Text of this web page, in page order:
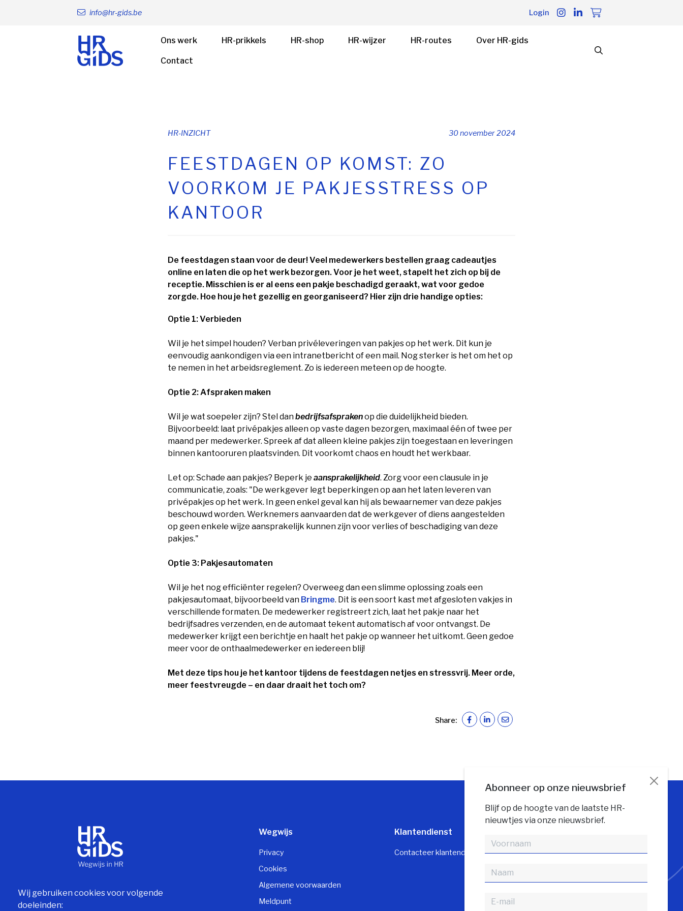
info@hr-gids.be Login
Ons werk HR-prikkels HR-shop HR-wijzer HR-routes Over HR-gids
Contact
HR-INZICHT 30 november 2024
FEESTDAGEN OP KOMST: ZO
VOORKOM JE PAKJESSTRESS OP
KANTOOR
De feestdagen staan voor de deur! Veel medewerkers bestellen graag cadeautjes
online en laten die op het werk bezorgen. Voor je het weet, stapelt het zich op bij de
receptie. Misschien is er al eens een pakje beschadigd geraakt, wat voor gedoe
zorgde. Hoe hou je het gezellig en georganiseerd? Hier zijn drie handige opties:
Optie 1: Verbieden
Wil je het simpel houden? Verban privéleveringen van pakjes op het werk. Dit kun je
eenvoudig aankondigen via een intranetbericht of een mail. Nog sterker is het om het op
te nemen in het arbeidsreglement. Zo is iedereen meteen op de hoogte.
Optie 2: Afspraken maken
Wil je wat soepeler zijn? Stel danbedrijfsafsprakenop die duidelijkheid bieden.
Bijvoorbeeld: laat privépakjes alleen op vaste dagen bezorgen, maximaal één of twee per
maand per medewerker. Spreek af dat alleen kleine pakjes zijn toegestaan en leveringen
binnen kantooruren plaatsvinden. Dit voorkomt chaos en houdt het werkbaar.
Let op: Schade aan pakjes? Beperk jeaansprakelijkheid. Zorg voor een clausule in je
communicatie, zoals: "De werkgever legt beperkingen op aan het laten leveren van
privépakjes op het werk. In geen enkel geval kan hij als bewaarnemer van deze pakjes
beschouwd worden. Werknemers aanvaarden dat de werkgever of diens aangestelden
op geen enkele wijze aansprakelijk kunnen zijn voor verlies of beschadiging van deze
pakjes."
Optie 3: Pakjesautomaten
Wil je het nog efficiënter regelen? Overweeg dan een slimme oplossing zoals een
pakjesautomaat, bijvoorbeeld van Bringme. Dit is een soort kast met afgesloten vakjes in
verschillende formaten. De medewerker registreert zich, laat het pakje naar het
bedrijfsadres verzenden, en de automaat tekent automatisch af voor ontvangst. De
medewerker krijgt een berichtje en haalt het pakje op wanneer het uitkomt. Geen gedoe
meer voor de onthaalmedewerker en iedereen blij!
Met deze tips hou je het kantoor tijdens de feestdagen netjes en stressvrij. Meer orde,
meer feestvreugde – en daar draait het toch om?
Share:
Abonneer op onze nieuwsbrief
Blijf op de hoogte van de laatste HR-
nieuwtjes via onze nieuwsbrief.
Wegwijs
Privacy
Cookies
Algemene voorwaarden
Meldpunt
Klantendienst
Contacteer klantendienst
Wij gebruiken cookies voor volgende
doeleinden: